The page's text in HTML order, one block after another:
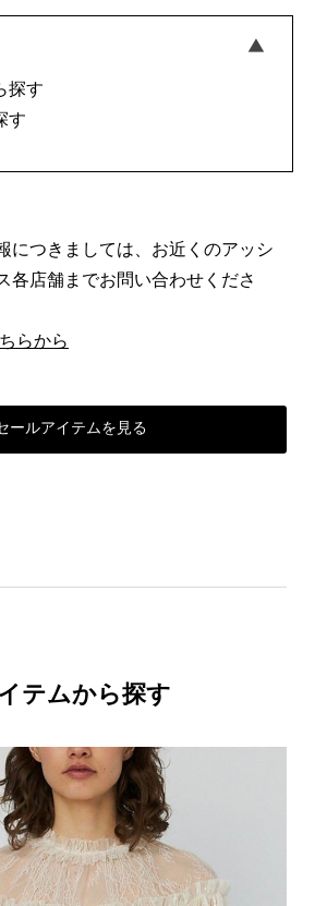
探す
す
につきましては、お近くのアッシ
各店舗までお問い合わせくださ
らから
ールアイテムを見る
テムから探す